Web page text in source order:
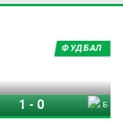
ФУДБАЛ
1 - 0